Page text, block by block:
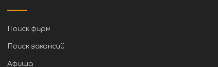
Поиск фирм
Поиск вакансий
Афиша